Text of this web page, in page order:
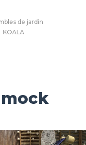
de jardin
KOALA